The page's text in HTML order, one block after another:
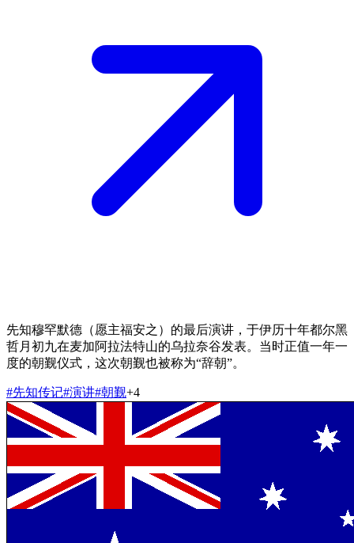
先知穆罕默德（愿主福安之）的最后演讲，于伊历十年都尔黑
哲月初九在麦加阿拉法特山的乌拉奈谷发表。当时正值一年一
度的朝觐仪式，这次朝觐也被称为“辞朝”。
#先知传记#演讲#朝觐+4